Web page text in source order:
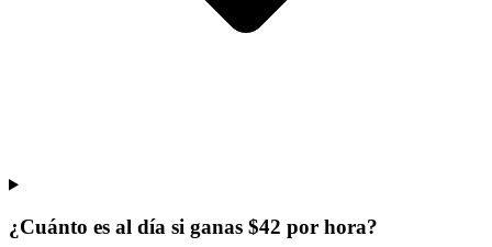
¿Cuánto es al día si ganas $42 por hora?